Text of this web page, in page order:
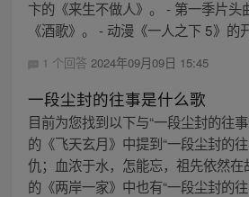
卞的《来生不做人》。 - 第一季片头
《酒歌》。 - 动漫《一人之下 5》的
1 个回答 2024年09月09日 15:45
一段尘封的往事是什么歌
目前为您找到以下与“一段尘封的往
的《飞天玄月》中提到“一段尘封的
仇；血浓于水，怎能忘，祖先依然在
的《两岸一家》中也有“一段尘封的